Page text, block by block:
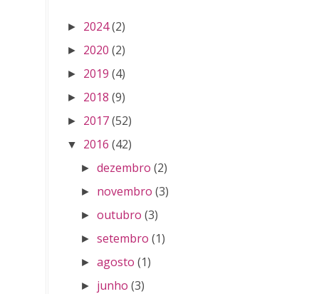
► 2024(2)
► 2020 (2)
► 2019 (4)
► 2018 (9)
► 2017(52)
▼ 2016 (42)
►dezembro (2)
► novembro (3)
►outubro (3)
►setembro (1)
►agosto (1)
► junho (3)